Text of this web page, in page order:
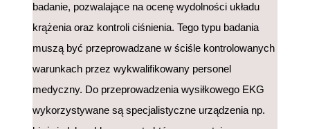
badanie, pozwalające na ocenę wydolności układu
krążenia oraz kontroli ciśnienia. Tego typu badania
muszą być przeprowadzane w ściśle kontrolowanych
warunkach przez wykwalifikowany personel
medyczny. Do przeprowadzenia wysiłkowego EKG
wykorzystywane są specjalistyczne urządzenia np.